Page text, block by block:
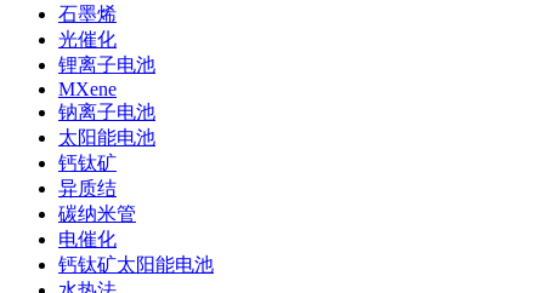
石墨烯
光催化
锂离子电池
MXene
钠离子电池
太阳能电池
钙钛矿
异质结
碳纳米管
电催化
钙钛矿太阳能电池